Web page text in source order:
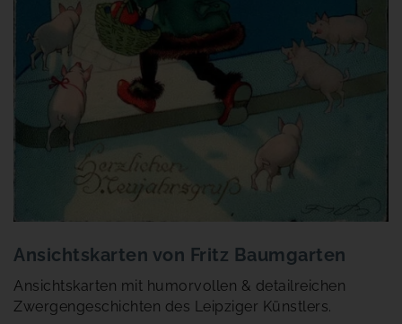
Ansichtskarten von Fritz Baumgarten
Ansichtskarten mit humorvollen & detailreichen
Zwergengeschichten des Leipziger Künstlers.